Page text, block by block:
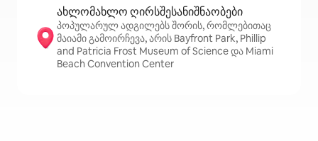
ახლომახლო ღირსშესანიშნაობები
პოპულარულ ადგილებს შორის, რომლებითაც
მაიამი გამოირჩევა, არის Bayfront Park, Phillip
and Patricia Frost Museum of Science და Miami
Beach Convention Center